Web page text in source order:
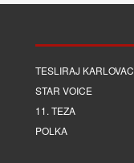
TESLIRAJ KARLOVAC
STAR VOICE
11. TEZA
POLKA